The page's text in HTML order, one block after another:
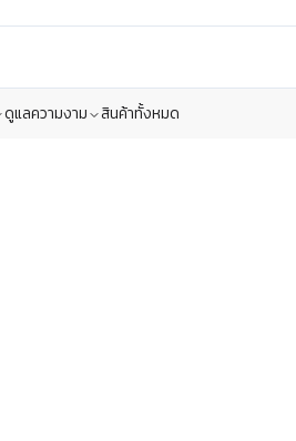
ดูแลความงาม สินค้าทั้งหมด